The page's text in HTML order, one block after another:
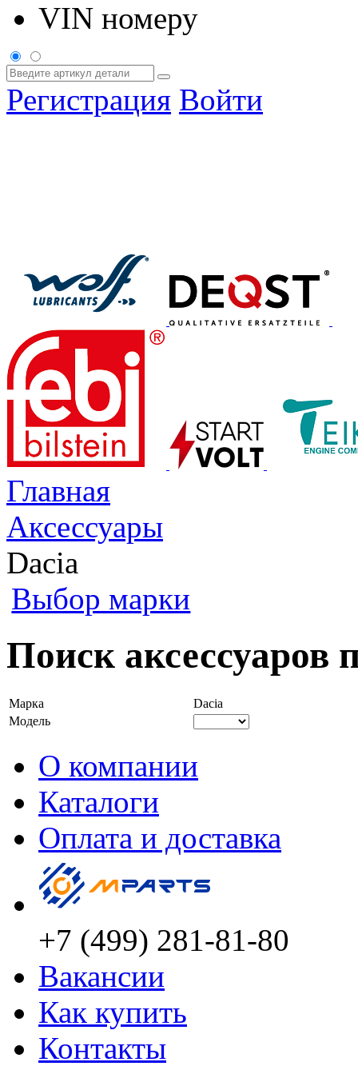
VIN номеру
Регистрация Войти
Главная
Аксессуары
Dacia
Выбор марки
Поиск аксессуаров
Марка
Dacia
Модель
О компании
Каталоги
Оплата и доставка
+7 (499) 281-81-80
Вакансии
Как купить
Контакты